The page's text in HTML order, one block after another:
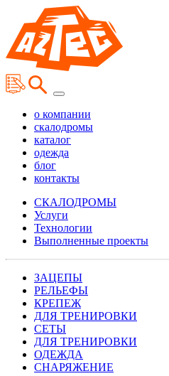
о компании
скалодромы
каталог
одежда
блог
контакты
СКАЛОДРОМЫ
Услуги
Технологии
Выполненные проекты
ЗАЦЕПЫ
РЕЛЬЕФЫ
КРЕПЕЖ
ДЛЯ ТРЕНИРОВКИ
СЕТЫ
ДЛЯ ТРЕНИРОВКИ
ОДЕЖДА
СНАРЯЖЕНИЕ